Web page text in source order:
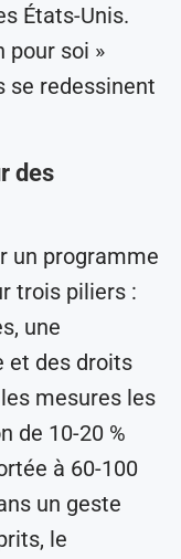
États-Unis.
pour soi »
se redessinent
des
un programme
trois piliers :
une
et des droits
mesures les
de 10-20 %
à 60-100
un geste
le